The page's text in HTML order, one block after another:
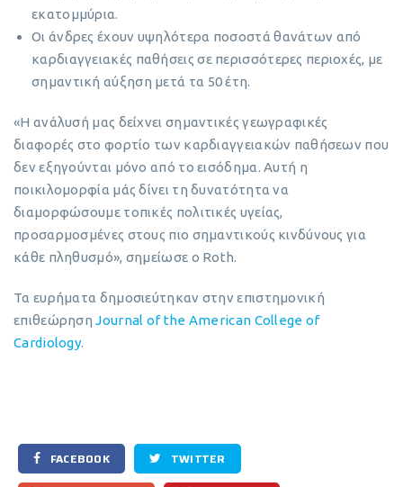
εκατομμύρια.
Οι άνδρες έχουν υψηλότερα ποσοστά θανάτων από
καρδιαγγειακές παθήσεις σε περισσότερες περιοχές, με
σημαντική αύξηση μετά τα 50 έτη.
«Η ανάλυσή μας δείχνει σημαντικές γεωγραφικές
διαφορές στο φορτίο των καρδιαγγειακών παθήσεων που
δεν εξηγούνται μόνο από το εισόδημα. Αυτή η
ποικιλομορφία μάς δίνει τη δυνατότητα να
διαμορφώσουμε τοπικές πολιτικές υγείας,
προσαρμοσμένες στους πιο σημαντικούς κινδύνους για
κάθε πληθυσμό», σημείωσε ο Roth.
Τα ευρήματα δημοσιεύτηκαν στην επιστημονική
επιθεώρησηJournal of the American College of
Cardiology.
FACEBOOK TWITTER